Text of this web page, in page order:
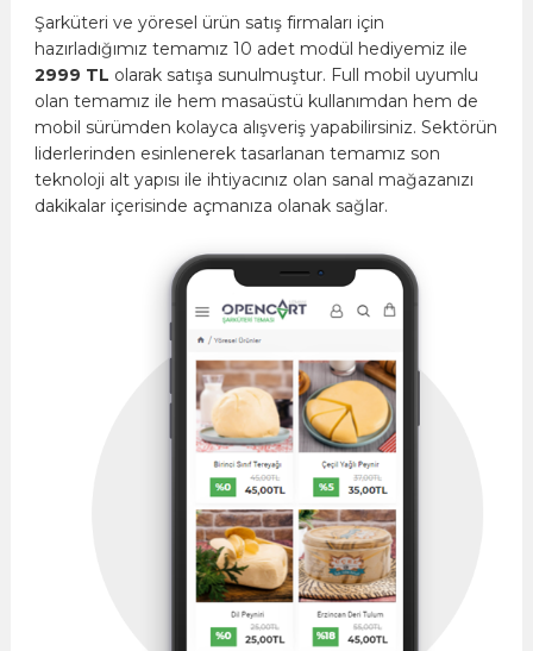
Şarküteri ve yöresel ürün satış firmaları için
hazırladığımız temamız 10 adet modül hediyemiz ile
2999 TL olarak satışa sunulmuştur. Full mobil uyumlu
olan temamız ile hem masaüstü kullanımdan hem de
mobil sürümden kolayca alışveriş yapabilirsiniz. Sektörün
liderlerinden esinlenerek tasarlanan temamız son
teknoloji alt yapısı ile ihtiyacınız olan sanal mağazanızı
dakikalar içerisinde açmanıza olanak sağlar.